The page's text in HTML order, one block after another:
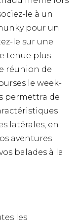
le à un
pour un
le sur une
tenue plus
réunion de
le week-
permettra de
latérales, en
aventures
balades à la
les